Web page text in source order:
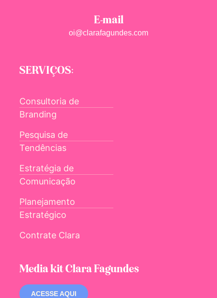
E-mail
oi@clarafagundes.com
SERVIÇOS:
Consultoria de
Branding
Pesquisa de
Tendências
Estratégia de
Comunicação
Planejamento
Estratégico
Contrate Clara
Media kit Clara Fagundes
ACESSE AQUI